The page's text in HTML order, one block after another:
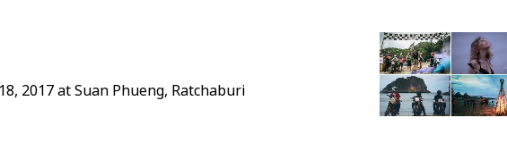
2017 at Suan Phueng, Ratchaburi